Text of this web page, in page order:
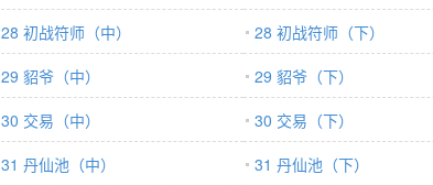
28 初战符师（中）
28 初战符师（下）
29 貂爷（中）
29 貂爷（下）
30 交易（中）
30 交易（下）
31 丹仙池（中）
31 丹仙池（下）